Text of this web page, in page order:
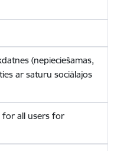
(nepieciešamas,
ar saturu sociālajos
for all users for